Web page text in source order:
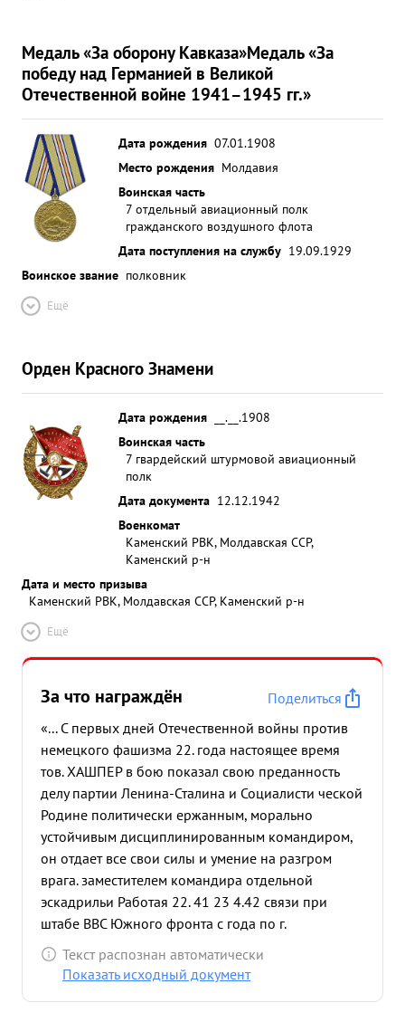
Медаль «За оборону Кавказа»Медаль «За
победу над Германией в Великой
Отечественной войне 1941–1945 гг.»
Дата рождения 07.01.1908
Место рождения Молдавия
Воинская часть
7 отдельный авиационный полк
гражданского воздушного флота
Дата поступления на службу 19.09.1929
Воинское звание полковник
Ещё
Орден Красного Знамени
Дата рождения
__.__.1908
Воинская часть
7 гвардейский штурмовой авиационный
полк
Дата документа 12.12.1942
Военкомат
Каменский РВК, Молдавская ССР,
Каменский р-н
Дата и место призыва
Каменский РВК, Молдавская ССР, Каменский р-н
Ещё
За что награждён
Поделиться
«... С первых дней Отечественной войны против
немецкого фашизма 22. года настоящее время
тов. ХАШПЕР в бою показал свою преданность
делу партии Ленина-Сталина и Социалисти ческой
Родине политически ержанным, морально
устойчивым дисциплинированным командиром,
он отдает все свои силы и умение на разгром
врага. заместителем командира отдельной
эскадрильи Работая 22. 41 23 4.42 связи при
штабе ВВС Южного фронта с года по г.
ТОВ.ХАШПЕР совершил 217 полетов на связь по
доставке корресподенции и офицеров связи и
Текст распознан автоматически
Показать исходный документ